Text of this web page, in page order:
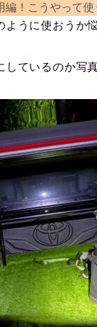
編！こうやって
ように使おうか
しているのか写